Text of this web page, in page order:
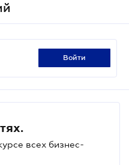
войти
всех бизнес-